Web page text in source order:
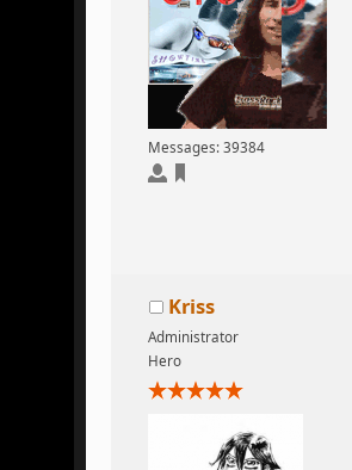
Messages: 39384
Kriss
Administrator
Hero